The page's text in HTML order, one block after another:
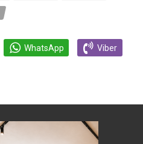
WhatsApp Viber